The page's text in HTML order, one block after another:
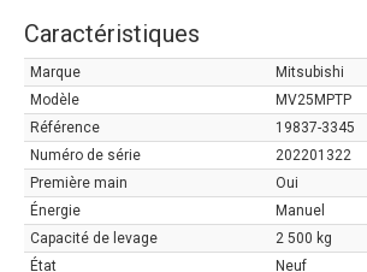
Caractéristiques
Marque
Mitsubishi
Modèle
MV25MPTP
Référence
19837-3345
Numéro de série
202201322
Première main
Oui
Énergie
Manuel
Capacité de levage
2 500 kg
État
Neuf